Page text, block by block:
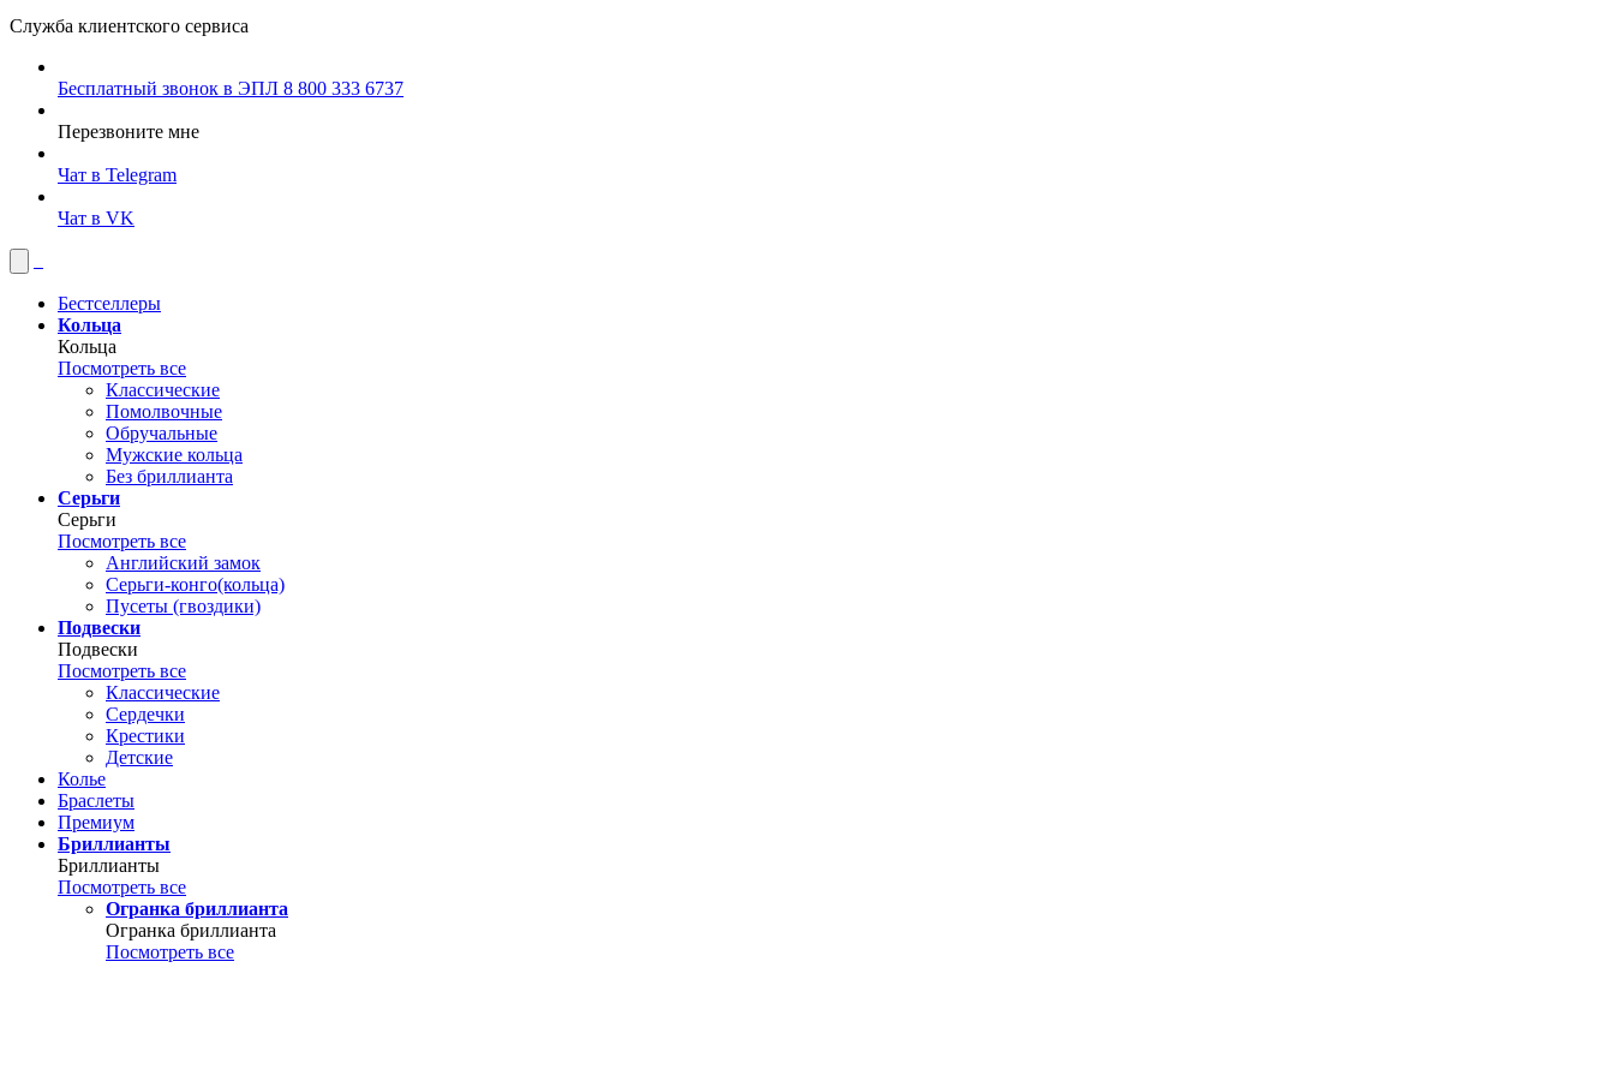
Служба клиентского сервиса
Бесплатный звонок в ЭПЛ 8 800 333 6737
Перезвоните мне
Чат в Telegram
Чат в VK
Бестселлеры
Кольца
Кольца
Посмотреть все
Классические
Помолвочные
Обручальные
Мужские кольца
Без бриллианта
Серьги
Серьги
Посмотреть все
Английский замок
Серьги-конго(кольца)
Пусеты (гвоздики)
Подвески
Подвески
Посмотреть все
Классические
Сердечки
Крестики
Детские
Колье
Браслеты
Премиум
Бриллианты
Бриллианты
Посмотреть все
Огранка бриллианта
Огранка бриллианта
Посмотреть все